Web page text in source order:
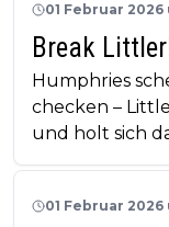
01 Februar 2026
Break
Humphries
checken –
und holt sich
01 Februar 2026